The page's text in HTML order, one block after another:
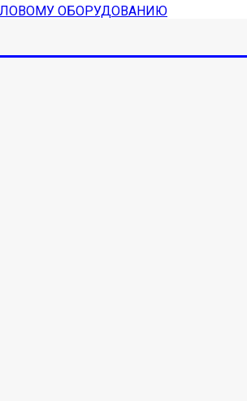
ОБОРУДОВАНИЮ